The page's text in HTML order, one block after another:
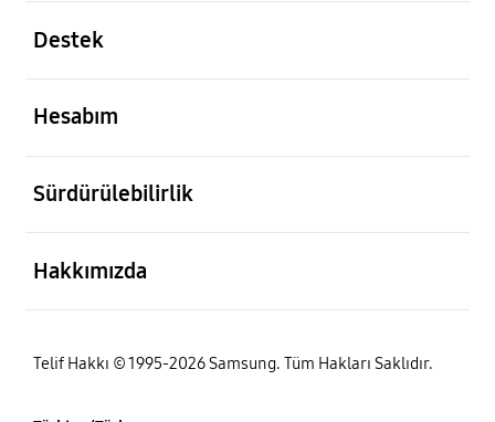
Destek
Hesabım
Sürdürülebilirlik
Hakkımızda
Telif Hakkı © 1995-2026 Samsung. Tüm Hakları Saklıdır.